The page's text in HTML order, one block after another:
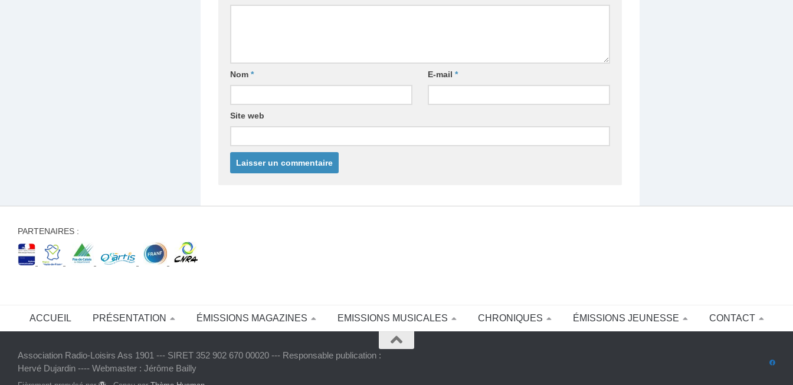
Nom * E-mail *
Site web
PARTENAIRES :
ACCUEIL PRÉSENTATION ÉMISSIONS MAGAZINES EMISSIONS MUSICALES CHRONIQUES ÉMISSIONS JEUNESSE CONTACT
Association Radio-Loisirs Ass 1901 --- SIRET 352 902 670 00020 --- Responsable publication :
Hervé Dujardin ---- Webmaster : Jérôme Bailly